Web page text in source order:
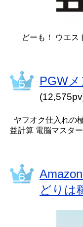
どーも！ ウエス
PGW
ヤフオク仕入れの
益計算 電脳マスタ
どりは